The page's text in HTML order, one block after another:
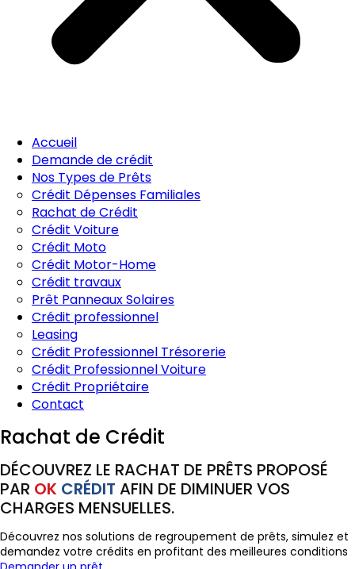
Accueil
Demande de crédit
Nos Types de Prêts
Crédit Dépenses Familiales
Rachat de Crédit
Crédit Voiture
Crédit Moto
Crédit Motor-Home
Crédit travaux
Prêt Panneaux Solaires
Crédit professionnel
Leasing
Crédit Professionnel Trésorerie
Crédit Professionnel Voiture
Crédit Propriétaire
Contact
Rachat de Crédit
DÉCOUVREZ LE RACHAT DE PRÊTS PROPOSÉ
PAR OK CRÉDIT AFIN DE DIMINUER VOS
CHARGES MENSUELLES.
Découvrez nos solutions de regroupement de prêts, simulez et
demandez votre crédits en profitant des meilleures conditions